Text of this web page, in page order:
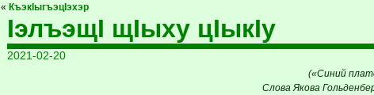
« КъэкIыгъэцIэхэр
IэлъэщI щIыху цIыкIу
2021-02-20
(«Синий
Слова Якова